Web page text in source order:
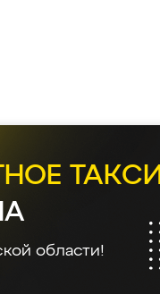
ТАКСИ
области!